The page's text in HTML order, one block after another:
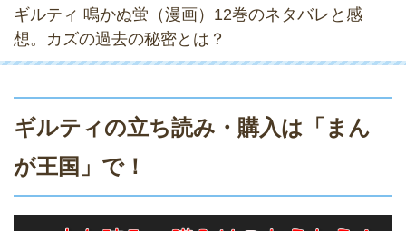
ギルティ 鳴かぬ蛍（漫画）12巻のネタバレと感
想。カズの過去の秘密とは？
ギルティの立ち読み・購入は「まん
が王国」で！